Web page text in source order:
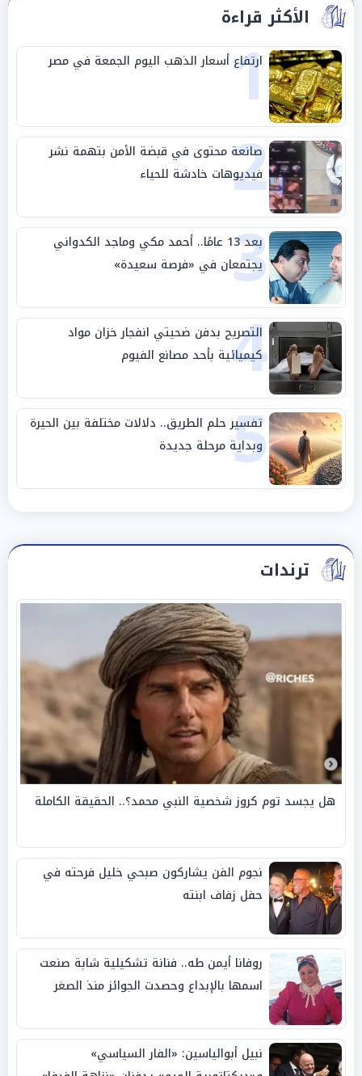
الأكثر قراءة
1
ارتفاع أسعار الذهب اليوم الجمعة في مصر
2
صانعة محتوى في قبضة الأمن بتهمة نشر
فيديوهات خادشة للحياء
3 بعد 13 عامًا.. أحمد مكي وماجد الكدواني
يجتمعان في «فرصة سعيدة»
4
التصريح بدفن ضحيتي انفجار خزان مواد
كيميائية بأحد مصانع الفيوم
5
تفسير حلم الطريق.. دلالات مختلفة بين الحيرة
وبداية مرحلة جديدة
ترندات
هل يجسد توم كروز شخصية النبي محمد؟.. الحقيقة الكاملة
نجوم الفن يشاركون صبحي خليل فرحته في
حفل زفاف ابنته
روفانا أيمن طه.. فنانة تشكيلية شابة صنعت
اسمها بالإبداع وحصدت الجوائز منذ الصغر
نبيل أبوالياسين: «الفار السياسي»